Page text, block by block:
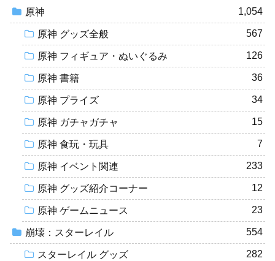
原神 1,054
原神 グッズ全般 567
原神 フィギュア・ぬいぐるみ 126
原神 書籍 36
原神 プライズ 34
原神 ガチャガチャ 15
原神 食玩・玩具 7
原神 イベント関連 233
原神 グッズ紹介コーナー 12
原神 ゲームニュース 23
崩壊：スターレイル 554
スターレイル グッズ 282